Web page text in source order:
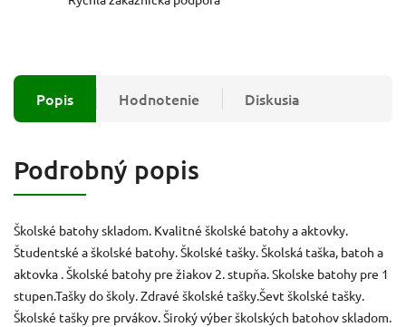
Popis Hodnotenie Diskusia
Podrobný popis
Školské batohy skladom. Kvalitné školské batohy a aktovky.
Študentské a školské batohy. Školské tašky. Školská taška, batoh a
aktovka . Školské batohy pre žiakov 2. stupňa. Skolske batohy pre 1
stupen.Tašky do školy. Zdravé školské tašky.Ševt školské tašky.
Školské tašky pre prvákov. Široký výber školských batohov skladom.